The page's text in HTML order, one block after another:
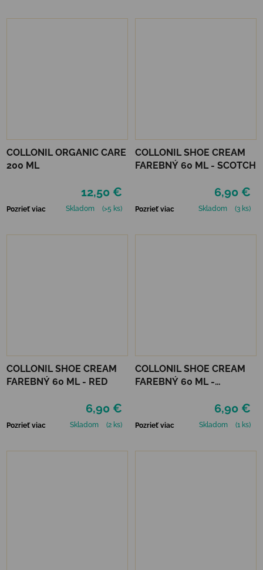
COLLONIL ORGANIC CARE
200 ML
12,50 €
Pozrieť viac Skladom (>5 ks)
COLLONIL SHOE CREAM
FAREBNÝ 60 ML - SCOTCH
6,90 €
Pozrieť viac Skladom (3 ks)
COLLONIL SHOE CREAM
FAREBNÝ 60 ML - RED
6,90 €
Pozrieť viac Skladom (2 ks)
COLLONIL SHOE CREAM
FAREBNÝ 60 ML -
6,90 €
Pozrieť viac Skladom (1 ks)